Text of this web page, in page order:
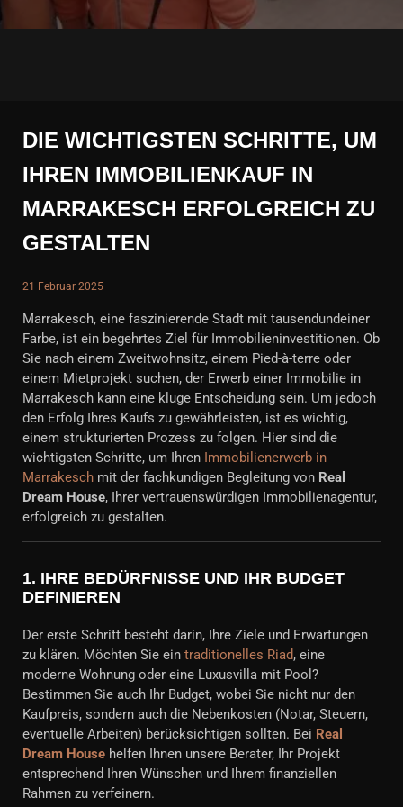
DIE WICHTIGSTEN SCHRITTE, UM
IHREN IMMOBILIENKAUF IN
MARRAKESCH ERFOLGREICH ZU
GESTALTEN
21 Februar 2025
Marrakesch, eine faszinierende Stadt mit tausendundeiner
Farbe, ist ein begehrtes Ziel für Immobilieninvestitionen. Ob
Sie nach einem Zweitwohnsitz, einem Pied-à-terre oder
einem Mietprojekt suchen, der Erwerb einer Immobilie in
Marrakesch kann eine kluge Entscheidung sein. Um jedoch
den Erfolg Ihres Kaufs zu gewährleisten, ist es wichtig,
einem strukturierten Prozess zu folgen. Hier sind die
wichtigsten Schritte, um Ihren Immobilienerwerb in
Marrakesch mit der fachkundigen Begleitung von Real
Dream House, Ihrer vertrauenswürdigen Immobilienagentur,
erfolgreich zu gestalten.
1. IHRE BEDÜRFNISSE UND IHR BUDGET
DEFINIEREN
Der erste Schritt besteht darin, Ihre Ziele und Erwartungen
zu klären. Möchten Sie ein traditionelles Riad, eine
moderne Wohnung oder eine Luxusvilla mit Pool?
Bestimmen Sie auch Ihr Budget, wobei Sie nicht nur den
Kaufpreis, sondern auch die Nebenkosten (Notar, Steuern,
eventuelle Arbeiten) berücksichtigen sollten. Bei Real
Dream House helfen Ihnen unsere Berater, Ihr Projekt
entsprechend Ihren Wünschen und Ihrem finanziellen
Rahmen zu verfeinern.